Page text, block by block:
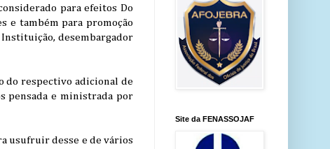
para efeitos Do
e também para promoção
desembargador
do respectivo adicional de
pensada e ministrada por
usufruir desse e de vários
Site da FENASSOJAF